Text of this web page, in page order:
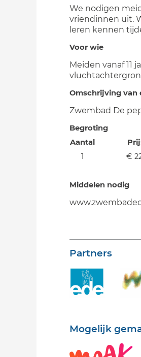
We nodigen
vriendinnen uit.
leren kennen
Voor wie
Meiden vanaf 11
Omschrijving van
Zwembad De
Begroting
Aantal
1
€
Middelen nodig
Partners
Mogelijk